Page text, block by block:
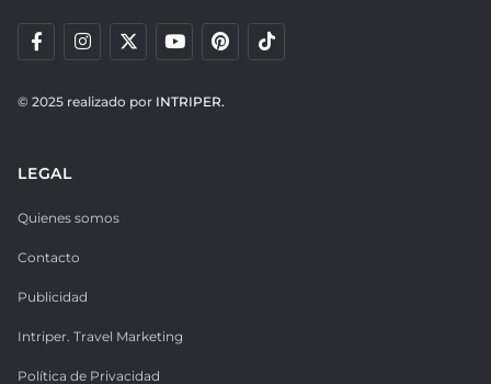
© 2025 realizado por INTRIPER.
LEGAL
Quienes somos
Contacto
Publicidad
Intriper. Travel Marketing
Política de Privacidad